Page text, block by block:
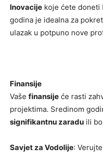
Inovacije koje ćete doneti
godina je idealna za
ulazak u potpuno nove
Finansije
Vaše finansije će rasti
projektima. Sredinom
signifikantnu zaradu ili
Savjet za Vodolije: